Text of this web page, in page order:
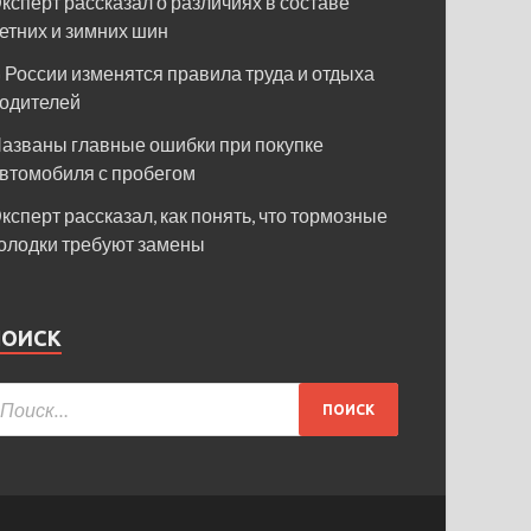
и зимних шин
России изменятся правила труда и отдыха
главные ошибки при покупке
с пробегом
рассказал, как понять, что тормозные
требуют замены